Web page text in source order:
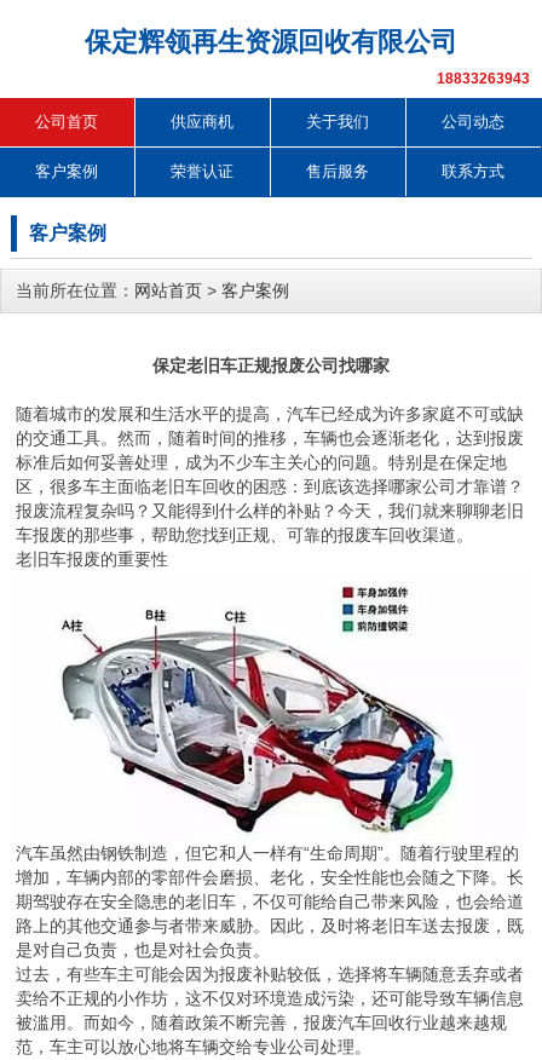
保定辉领再生资源回收有限公司
18833263943
公司首页 供应商机 关于我们 公司动态
客户案例 荣誉认证 售后服务 联系方式
客户案例
当前所在位置： 网站首页 > 客户案例
保定老旧车正规报废公司找哪家
随着城市的发展和生活水平的提高，汽车已经成为许多家庭不可或缺
的交通工具。然而，随着时间的推移，车辆也会逐渐老化，达到报废
标准后如何妥善处理，成为不少车主关心的问题。特别是在保定地
区，很多车主面临老旧车回收的困惑：到底该选择哪家公司才靠谱？
报废流程复杂吗？又能得到什么样的补贴？今天，我们就来聊聊老旧
车报废的那些事，帮助您找到正规、可靠的报废车回收渠道。
老旧车报废的重要性
汽车虽然由钢铁制造，但它和人一样有“生命周期”。随着行驶里程的
增加，车辆内部的零部件会磨损、老化，安全性能也会随之下降。长
期驾驶存在安全隐患的老旧车，不仅可能给自己带来风险，也会给道
路上的其他交通参与者带来威胁。因此，及时将老旧车送去报废，既
是对自己负责，也是对社会负责。
过去，有些车主可能会因为报废补贴较低，选择将车辆随意丢弃或者
卖给不正规的小作坊，这不仅对环境造成污染，还可能导致车辆信息
被滥用。而如今，随着政策不断完善，报废汽车回收行业越来越规
范，车主可以放心地将车辆交给专业公司处理。